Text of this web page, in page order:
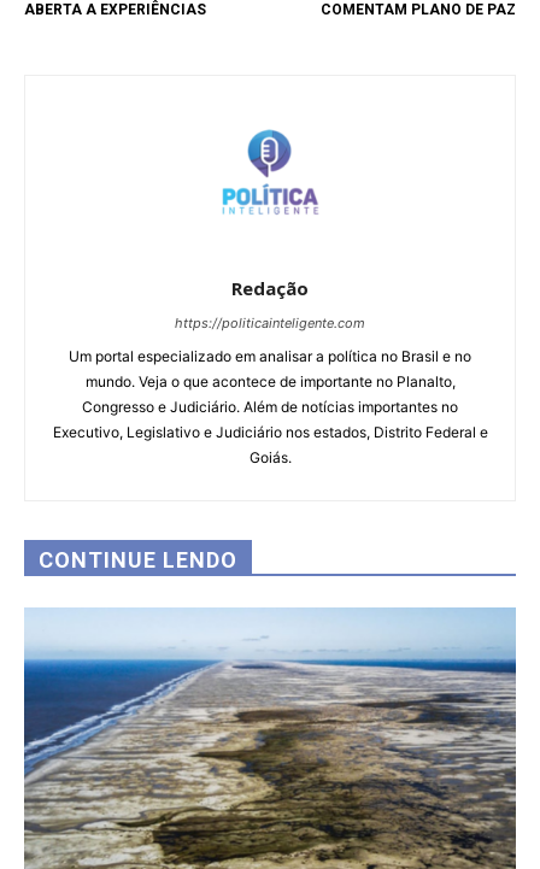
ABERTA A EXPERIÊNCIAS
COMENTAM PLANO DE PAZ
Redação
https://politicainteligente.com
Um portal especializado em analisar a política no Brasil e no
mundo. Veja o que acontece de importante no Planalto,
Congresso e Judiciário. Além de notícias importantes no
Executivo, Legislativo e Judiciário nos estados, Distrito Federal e
Goiás.
CONTINUE LENDO